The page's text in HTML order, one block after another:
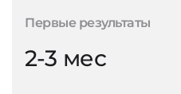
Первые результаты
2-3 мес